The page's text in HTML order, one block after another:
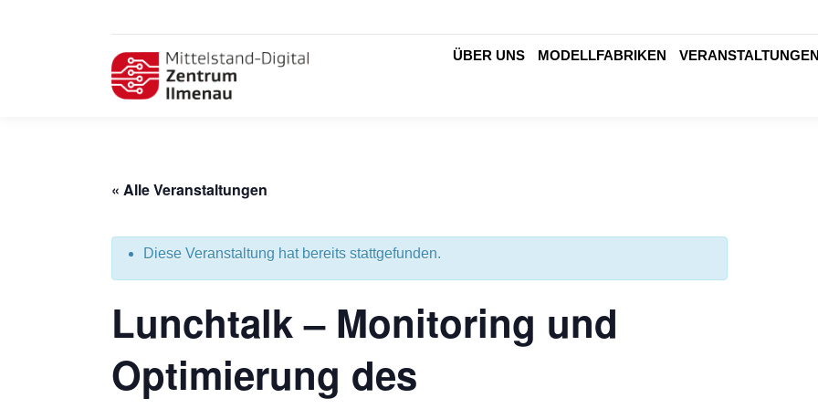
ÜBER UNS MODELLFABRIKEN VERANSTALTUNGEN
« Alle Veranstaltungen
Diese Veranstaltung hat bereits stattgefunden.
Lunchtalk – Monitoring und
Optimierung des